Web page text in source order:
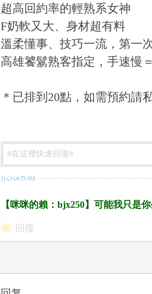
超高回約率的輕熟系女神
F奶軟又大、身材超有料
溫柔懂事、技巧一流，第一
高雄饕鬄熟客指定，手速慢
＊已排到20點，如需預約請
【咪咪的賴：bjx250】可能我只是
回復